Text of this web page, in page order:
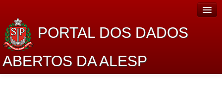
PORTAL DOS DADOS
ABERTOS DA ALESP